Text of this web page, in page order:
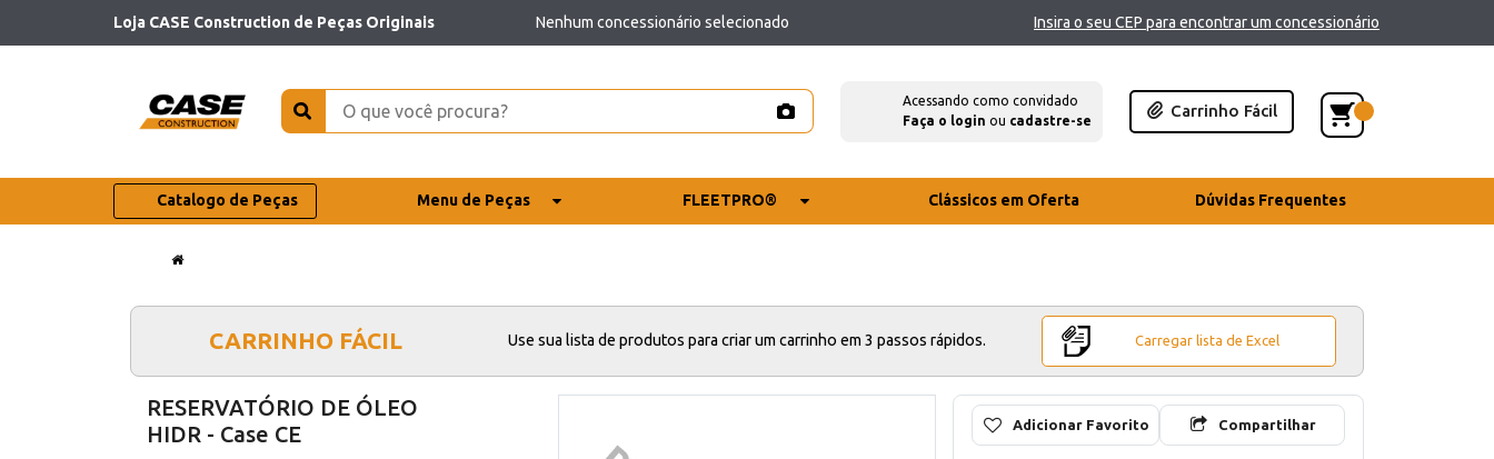
Loja CASE Construction de Peças Originais Nenhum concessionário selecionado Insira o seu CEP para encontrar um concessionário
Acessando como convidado
Faça o login ou cadastre-se
Carrinho Fácil
Catalogo de Peças Menu de Peças FLEETPRO® Clássicos em Oferta Dúvidas Frequentes
CARRINHO FÁCIL Use sua lista de produtos para criar um carrinho em 3 passos rápidos. Carregar lista de Excel
RESERVATÓRIO DE ÓLEO
HIDR - Case CE
Adicionar Favorito Compartilhar